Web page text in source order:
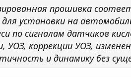
прошивка
для установки на
по сигналам датчиков
УОЗ, коррекции УОЗ,
и динамику без